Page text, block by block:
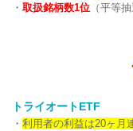
・ 取扱銘柄数1位 （平等
トライオートETF
・ 利用者の利益は20ヶ月